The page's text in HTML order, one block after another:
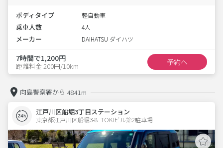
ボディタイプ 軽自動車
乗車人数 4人
メーカー DAIHATSU ダイハツ
7時間で1,200円
距離料金 200円/10km 予約へ
向島警察署から 4841m
江戸川区船堀3丁目ステーション
東京都江戸川区船堀3-8  TOKIビル第2駐車場